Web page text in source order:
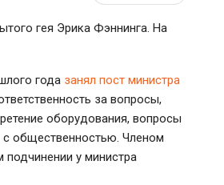
гея Эрика Фэннинга. На
года занял пост министра
за вопросы,
оборудования, вопросы
с общественностью. Членом
подчинении у министра